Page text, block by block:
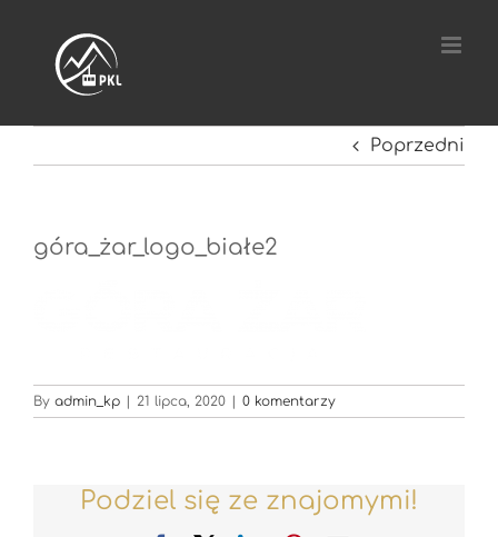
zawartości
Poprzedni
góra_żar_logo_białe2
By admin_kp | 21 lipca, 2020 | 0 komentarzy
Podziel się ze znajomymi!